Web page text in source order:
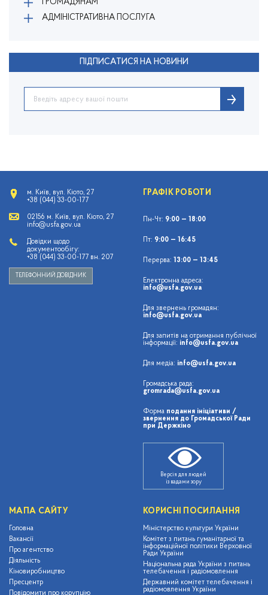
ГРОМАДЯНАМ
АДМІНІСТРАТИВНА ПОСЛУГА
ПІДПИСАТИСЯ НА НОВИНИ
м. Київ, вул. Кіото, 27
+38 (044) 33-00-177
02156 м. Київ, вул. Кіото, 27
info@usfa.gov.ua
Довідки щодо
документообігу:
+38 (044) 33-00-177 вн. 207
ТЕЛЕФОННИЙ ДОВІДНИК
ГРАФІК РОБОТИ
Пн-Чт: 9:00 — 18:00
Пт: 9:00 — 16:45
Перерва: 13:00 — 13:45
Електронна адреса:
info@usfa.gov.ua
Для звернень громадян:
info@usfa.gov.ua
Для запитів на отримання публічної
інформації: info@usfa.gov.ua
Для медіа: info@usfa.gov.ua
Громадська рада:
gromrada@usfa.gov.ua
Форма подання ініціативи /
звернення до Громадської Ради
при Держкіно
Версія для людей
із вадами зору
МАПА САЙТУ
Головна
Вакансії
Про агентство
Діяльність
Кіновиробництво
Пресцентр
Повідомити про корупцію
КОРИСНІ ПОСИЛАННЯ
Міністерство культури України
Комітет з питань гуманітарної та
інформаційної політики Верховної
Ради України
Національна рада України з питань
телебачення і радіомовлення
Державний комітет телебачення і
радіомовлення України